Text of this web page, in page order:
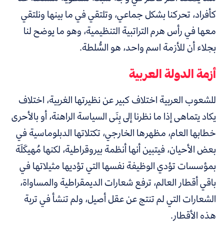
كأفراد، تحركنا بشكل جماعي، وتلتقي في ما بينها ونلتقي
معها في رأس هرم التراتبية التنظيمية، وهو ما يوضح لنا
بجلاء أن للأزمة اسم واحد، هو السُّلطة.
أزمة الدولة العربية
للشعوب العربية اختلاف كبير عن نظيرتها الغربية، اختلاف
يكاد يتماهى إذا ما نظرنا إلى بِنَى السياسة الراهنة، أو بالأحرى
خطابها العام، مظهرها الخارجي، تكتلاتها الدبلوماسية في
بعض الأحيان، فيتبين أنها أنظمة بيروقراطية، لكنها مُهيكَلَة
بمؤسسات تؤدي الوظيفة نفسها التي تؤديها مثيلاتها في
باقي أقطار العالم، ترفع شعارات الديمقراطية والمساواة،
الشعارات التي لم تنتج عن عقل أصيل، ولم تنشأ في تربة
هذه الأقطار.